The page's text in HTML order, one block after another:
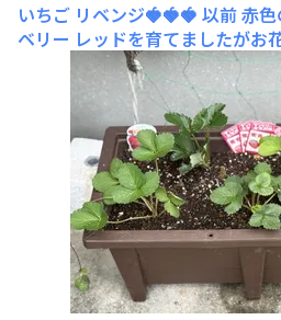
いちご リベンジ🍓🍓🍓 以前 赤
ベリー レッドを育てましたがお
ん実がつく前に枯らしてしまい
栽培から離れていましたが今回
しました(画像に他社のいちご苗
なさい)園芸店の方のお話では